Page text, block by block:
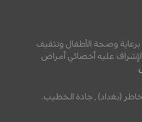
وصحة الأطفال وتثقيف
عليه أخصائي أمراض
.
(بغداد) , جادة الخطيب.